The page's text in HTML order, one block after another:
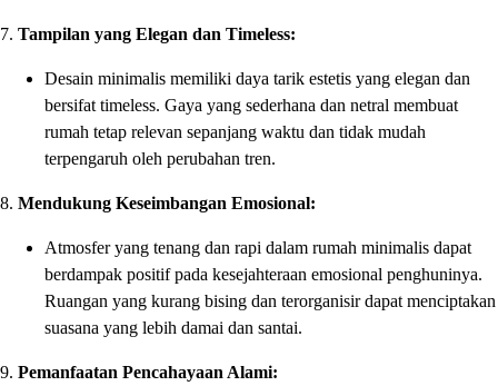
7. Tampilan yang Elegan dan Timeless:
Desain minimalis memiliki daya tarik estetis yang elegan dan
bersifat timeless. Gaya yang sederhana dan netral membuat
rumah tetap relevan sepanjang waktu dan tidak mudah
terpengaruh oleh perubahan tren.
8. Mendukung Keseimbangan Emosional:
Atmosfer yang tenang dan rapi dalam rumah minimalis dapat
berdampak positif pada kesejahteraan emosional penghuninya.
Ruangan yang kurang bising dan terorganisir dapat menciptakan
suasana yang lebih damai dan santai.
9. Pemanfaatan Pencahayaan Alami: